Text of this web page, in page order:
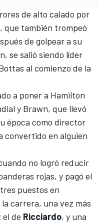
de alto calado por
que también trompeó
de golpear a su
se salió siendo líder
al comienzo de la
a poner a Hamilton
y Brawn, que llevó
época como director
convertido en alguien
no logró reducir
rojas, y pagó el
puestos en
la carrera, una vez más
el de Ricciardo, y una